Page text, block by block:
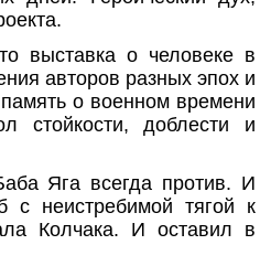
выставка о человеке в
авторов разных эпох и
память о военном времени
стойкости, доблести и
Яга всегда против. И
с неистребимой тягой к
Колчака. И оставил в